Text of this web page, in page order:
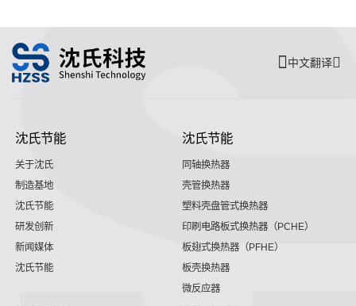
中文翻译
沈氏节能
关于沈氏
制造基地
沈氏节能
研发创新
新闻媒体
沈氏节能
沈氏节能
同轴换热器
壳管换热器
塑料壳盘管式换热器
印刷电路板式换热器（PCHE）
板翅式换热器（PFHE）
板壳换热器
微反应器